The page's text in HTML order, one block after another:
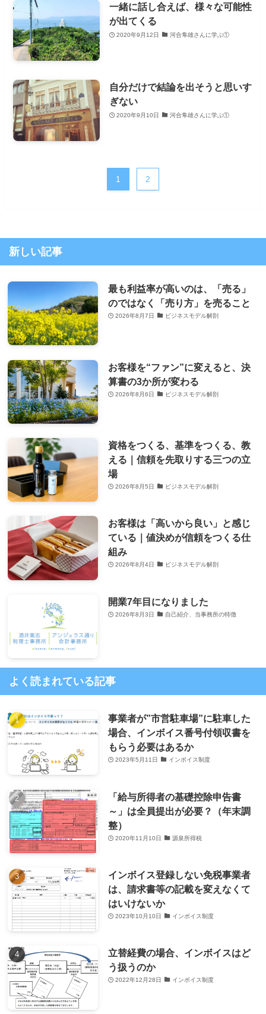
一緒に話し合えば、様々な可能性
が出てくる
2020年9月12日 河合隼雄さんに学ぶ①
自分だけで結論を出そうと思いす
ぎない
2020年9月10日 河合隼雄さんに学ぶ①
1 2
新しい記事
最も利益率が高いのは、「売る」
のではなく「売り方」を売ること
2026年8月7日 ビジネスモデル解剖
お客様を“ファン”に変えると、決
算書の3か所が変わる
2026年8月6日 ビジネスモデル解剖
資格をつくる、基準をつくる、教
える｜信頼を先取りする三つの立
場
2026年8月5日 ビジネスモデル解剖
お客様は「高いから良い」と感じ
ている｜値決めが信頼をつくる仕
組み
2026年8月4日 ビジネスモデル解剖
開業7年目になりました
2026年8月3日 自己紹介、当事務所の特徴
よく読まれている記事
事業者が”市営駐車場”に駐車した
場合、インボイス番号付領収書を
もらう必要はあるか
2023年5月11日 インボイス制度
「給与所得者の基礎控除申告書
～」は全員提出が必要？（年末調
整）
2020年11月10日 源泉所得税
インボイス登録しない免税事業者
は、請求書等の記載を変えなくて
はいけないか
2023年10月10日 インボイス制度
立替経費の場合、インボイスはど
う扱うのか
2022年12月28日 インボイス制度